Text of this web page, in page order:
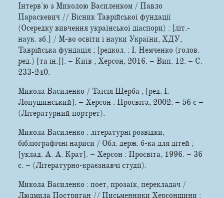
Інтерв'ю з Миколою Василенком / Павло
Параскевич // Вісник Таврійської фундації
(Осередку вивчення української діаспори) : [літ.-
наук. зб.] / М-во освіти і науки України, ХДУ,
Таврійська фундація ; [редкол. : І. Немченко (голов.
ред.) [та ін.]]. – Київ ; Херсон, 2016. – Вип. 12. – С.
233-240.
Микола Василенко / Таїсія Щерба ; [ред. І.
Лопушинський]. – Херсон : Просвіта, 2002. – 56 c –
(Літературний портрет).
Микола Василенко : літературні розвідки,
бібліографічні нариси / Обл. держ. б-ка для дітей ;
[уклад. А. А. Крат]. – Херсон : Просвіта, 1996. – 36
с. – (Літературно-краєзнавчі студії).
Микола Василенко : поет, прозаїк, перекладач /
Людмила Постриган // Письменники Херсонщини :